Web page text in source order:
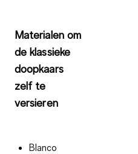
Materialen om
de klassieke
doopkaars
zelf te
versieren
Blanco